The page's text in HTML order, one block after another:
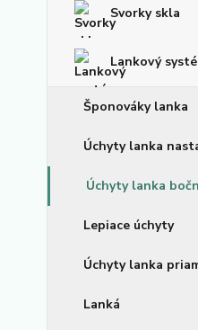
Svorky skla
Lankový
Šponováky lanka
Úchyty lanka
Úchyty lanka
Lepiace úchyty
Úchyty lanka
Lanká